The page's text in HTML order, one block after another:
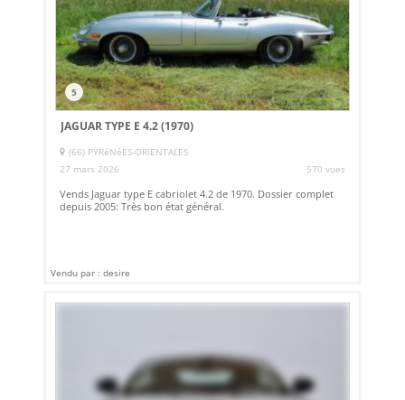
5
JAGUAR TYPE E 4.2 (1970)
(66) PYRéNéES-ORIENTALES
27 mars 2026
570 vues
Vends Jaguar type E cabriolet 4.2 de 1970. Dossier complet
depuis 2005: Très bon état général.
Vendu par : desire